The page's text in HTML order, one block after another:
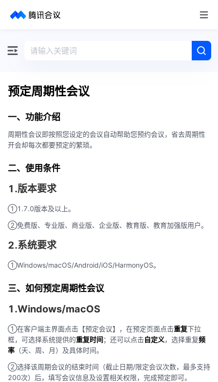
取消
预定周期性会议
一、功能介绍
周期性会议即按照您设定的会议自动帮助您预约会议，省去周期性
开会却每次都要预定的繁琐。
二、使用条件
1.版本要求
①1.7.0版本及以上。
②免费版、专业版、商业版、企业版、教育版、教育加强版用户。
2.系统要求
①Windows/macOS/Android/iOS/HarmonyOS。
三、如何预定周期性会议
1.Windows/macOS
①在客户端主界面点击【预定会议】，在预定页面点击重复下拉
框，可选择系统提供的重复时间；还可以点击自定义，选择重复频
率 （天、周、月）及具体时间。
②选择该周期会议的结束时间（截止日期/限定会议次数，最多支持
200次）后，填写会议信息及设置相关权限，完成预定即可。